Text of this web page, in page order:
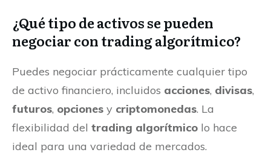
¿Qué tipo de activos se pueden
negociar con trading algorítmico?
Puedes negociar prácticamente cualquier tipo
de activo financiero, incluidos acciones, divisas,
futuros, opciones y criptomonedas. La
flexibilidad del trading algorítmico lo hace
ideal para una variedad de mercados.